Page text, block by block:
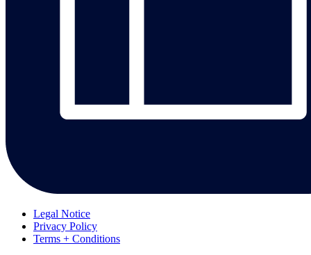
Legal Notice
Privacy Policy
Terms + Conditions